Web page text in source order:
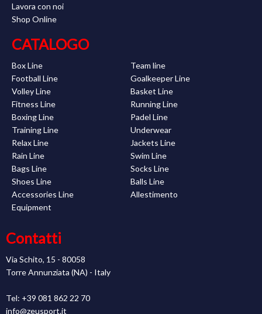
Lavora con noi
Shop Online
CATALOGO
Box Line
Team line
Football Line
Goalkeeper Line
Volley Line
Basket Line
Fitness Line
Running Line
Boxing Line
Padel Line
Training Line
Underwear
Relax Line
Jackets Line
Rain Line
Swim Line
Bags Line
Socks Line
Shoes Line
Balls Line
Accessories Line
Allestimento
Equipment
Contatti
Via Schito, 15 - 80058
Torre Annunziata (NA) - Italy
Tel: +39 081 862 22 70
info@zeusport.it